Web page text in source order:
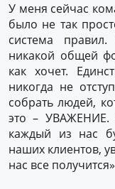
У меня сейчас
было не так
система
никакой общей
как хочет.
никогда не
собрать людей,
это – УВАЖЕНИЕ.
каждый из нас
наших клиентов,
нас все